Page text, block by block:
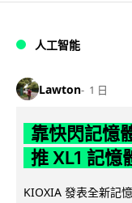
人工智能
Lawton 1 日
靠快閃記憶
推 XL1 記憶
KIOXIA 發表全新記